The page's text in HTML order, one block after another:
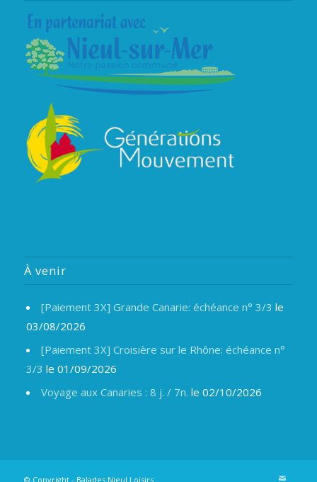
À venir
[Paiement 3X] Grande Canarie: échéance n° 3/3 le
03/08/2026
[Paiement 3X] Croisière sur le Rhône: échéance n°
3/3 le 01/09/2026
Voyage aux Canaries : 8 j. / 7n. le 02/10/2026
© Copyright - Balades Nieul Loisirs